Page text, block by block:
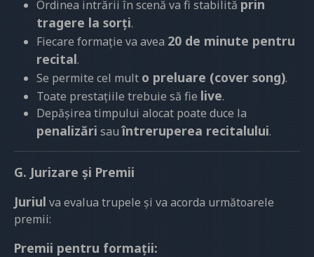
Ordinea intrării în scenă va fi stabilită prin
tragere la sorți.
Fiecare formație va avea 20 de minute pentru
recital.
Se permite cel mult o preluare (cover song).
Toate prestațiile trebuie să fie live.
Depășirea timpului alocat poate duce la
penalizări sauîntreruperea recitalului.
G. Jurizare și Premii
Juriul va evalua trupele și va acorda următoarele
premii:
Premii pentru formații: